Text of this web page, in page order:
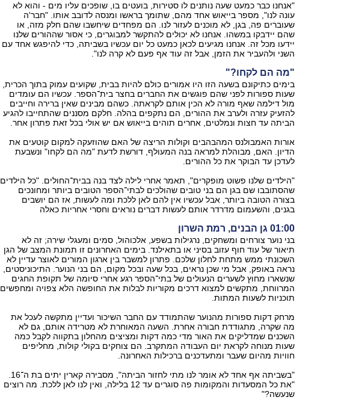
"אנחנו כבר כמעט שעה נותנים לו סטירות, בועטים בו, שופכים עליו מים - והוא לא
עונה לנו‭,"‬ מספר בייאוש אחד מהם, שתומך בראשו ומנסה לדובב אותו. "חבר'ה
שעוברים פה, בגן, לא מוכנים לעזור לנו. הם מפחדים שיחשבו שהם חלק מזה, או
שהם יידבקו במשהו. אנחנו לא יכולים להתקשר למבוגרים, כי אסור שההורים שלנו
יידעו מכל זה. אנחנו מגיעים לכאן כמעט כל יום עכשיו בשביתה, כדי להיפגש אחד עם
השני ולהעביר את הזמן, אבל זה עוד אף פעם לא קרה לנו‭."‬
"מה הם לקחו?"
בימים כתיקונם בשעה הזו היו אמורים כולם להיות בבית, שקועים עמוק בתוך הכרית,
שעות ספורות לפני שהם פוגשים את החברים בחצר בית־הספר. עכשיו הם עומדים
מול דילמה שאף מורה לא הכין אותם לקראתה. כשהם מבינים שאין ברירה וחייבים
להזעיק עזרה ולערב את ההורים, הם נתקפים בהלה. חלקם מסננים שהתחייבו להגיע
הביתה עד חצות ונמלטים, אחרים תוהים בייאוש אם יש אולי בכל זאת פתרון אחר.
אורות האמבולנס המהבהבים וקולות הריצה של האם שהוזעקה למקום קוטעים את
הדיון. האם, מבוהלת למראה בנה המעולף, דורשת לדעת "מה הם לקחו" ונשבעת
לעדכן עד הבוקר את כל ההורים.
"הילדים שלנו פשוט מופקרים‭,"‬ תאמר אחרי לילה לצד בנה בבית־החולים. "כל הילדים
שהסתובבו שם בגן הם בני טובים שהולכים לבתי־הספר הטובים ביותר ומחונכים
בצורה הטובה ביותר, אבל עכשיו אין להם לאן ללכת ומה לעשות, אז הם יושבים
בגנים, והשעמום מדרדר אותם לעשות דברים נוראים וחסרי אחריות כאלה
‭01:00‬ גן הבנים, רמת השרון
בני נוער צורחים ומשחקים, נרגילות בשפע, אלכוהול, סמים ומעגלי שירה; זה לא
תיאור של עוד חוף עזוב בסיני או בתאילנד. בימים האחרונים זו תמונת המצב של הגן
השכונתי ממש מתחת לחלון שלכם. פתרון למשבר בין ארגון המורים לאוצר עדיין לא
נראה באופק, אבל מי שכן נראים, בכל שעה ובכל מקום, הם בני הנוער. התיכוניסטים,
שנשארו מחוץ לשערים הנעולים של בתי־הספר רגע אחרי סיומה של תקופת החגים
המרווחת, מתקשים למצוא דרכים מקוריות לבלות את החופשה הלא צפויה ומחפשים
תוכניות לשעות המתות.
מרחק דקות ספורות מהנוער שהתמודד עם החבר השיכור ועדיין מתקשה לעכל את
מה שקרה, מתגודדת חבורה אחרת. השעה המאוחרת לא מטרידה אותם, גם לא
השכנים שמדליקים את האור מדי כמה דקות ומציצים מהחלון בתקווה לקבל כמה
שעות מנוחה לקראת יום העבודה המתקרב. הם צוחקים בקולי קולות, מחליפים
חוויות מהיום שעבר ומתעדכנים ברכילות האחרונה.
"את כל המסעדות והמקומות פה סוגרים עד 12 בלילה, ואין לנו לאן ללכת. מה רוצים
שנעשה‭"?‬